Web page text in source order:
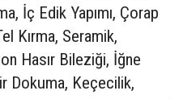
İç Edik Yapımı, Çorap
Kırma, Seramik,
Hasır Bileziği, İğne
Dokuma, Keçecilik,